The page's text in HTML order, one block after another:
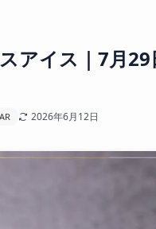
アイス｜7月29
2026年6月12日